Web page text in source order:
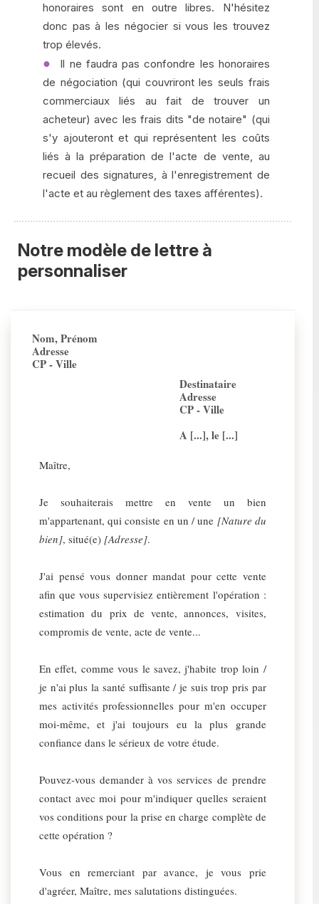
honoraires sont en outre libres. N'hésitez
donc pas à les négocier si vous les trouvez
trop élevés.
Il ne faudra pas confondre les honoraires
de négociation (qui couvriront les seuls frais
commerciaux liés au fait de trouver un
acheteur) avec les frais dits "de notaire" (qui
s'y ajouteront et qui représentent les coûts
liés à la préparation de l'acte de vente, au
recueil des signatures, à l'enregistrement de
l'acte et au règlement des taxes afférentes).
Notre modèle de lettre à
personnaliser
Nom, Prénom
Adresse
CP - Ville
Destinataire
Adresse
CP - Ville
A [...], le [...]
Maître,
Je souhaiterais mettre en vente un bien
m'appartenant, qui consiste en un / une [Nature du
bien], situé(e) [Adresse].
J'ai pensé vous donner mandat pour cette vente
afin que vous supervisiez entièrement l'opération :
estimation du prix de vente, annonces, visites,
compromis de vente, acte de vente...
En effet, comme vous le savez, j'habite trop loin /
je n'ai plus la santé suffisante / je suis trop pris par
mes activités professionnelles pour m'en occuper
moi-même, et j'ai toujours eu la plus grande
confiance dans le sérieux de votre étude.
Pouvez-vous demander à vos services de prendre
contact avec moi pour m'indiquer quelles seraient
vos conditions pour la prise en charge complète de
cette opération ?
Vous en remerciant par avance, je vous prie
d'agréer, Maître, mes salutations distinguées.